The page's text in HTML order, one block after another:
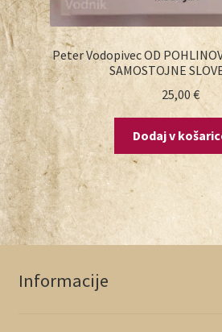
Peter Vodopivec OD
SAMOSTOJNE
25,00€
Dodaj v
Informacije